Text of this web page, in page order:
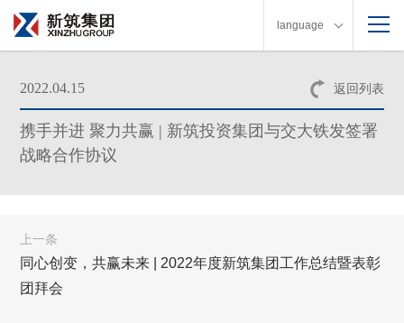
language
返回列表
2022.04.15
携手并进 聚力共赢 | 新筑投资集团与交大铁发签署
战略合作协议
上一条
同心创变，共赢未来 | 2022年度新筑集团工作总结暨表彰
团拜会